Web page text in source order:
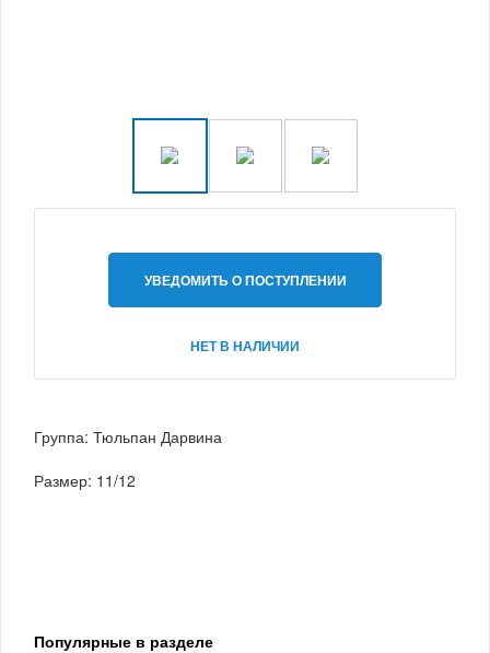
УВЕДОМИТЬ О ПОСТУПЛЕНИИ
НЕТ В НАЛИЧИИ
Группа: Тюльпан Дарвина
Размер: 11/12
Популярные в разделе